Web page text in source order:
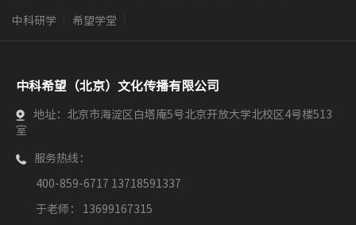
中科研学 希望学堂
中科希望（北京）文化传播有限公司
地址：北京市海淀区白塔庵5号北京开放大学北校区4号楼513
室
服务热线：
400-859-6717 13718591337
于老师： 13699167315